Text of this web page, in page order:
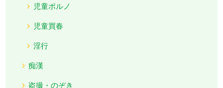
児童ポルノ
児童買春
淫行
痴漢
盗撮・のぞき